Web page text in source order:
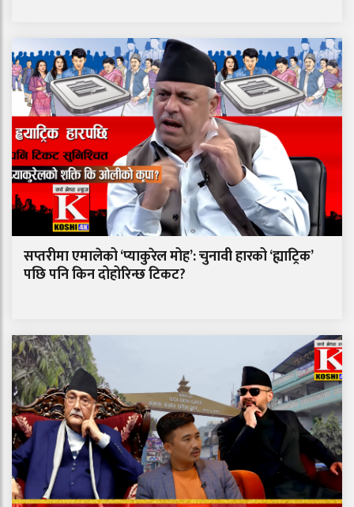
सप्तरीमा एमालेको ‘प्याकुरेल मोह’: चुनावी हारको ‘ह्याट्रिक’
पछि पनि किन दोहोरिन्छ टिकट?